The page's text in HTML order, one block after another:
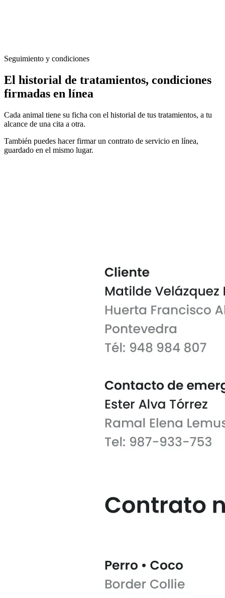
Seguimiento y condiciones
El historial de tratamientos, condiciones
firmadas en línea
Cada animal tiene su ficha con el historial de tus tratamientos, a tu
alcance de una cita a otra.
También puedes hacer firmar un contrato de servicio en línea,
guardado en el mismo lugar.